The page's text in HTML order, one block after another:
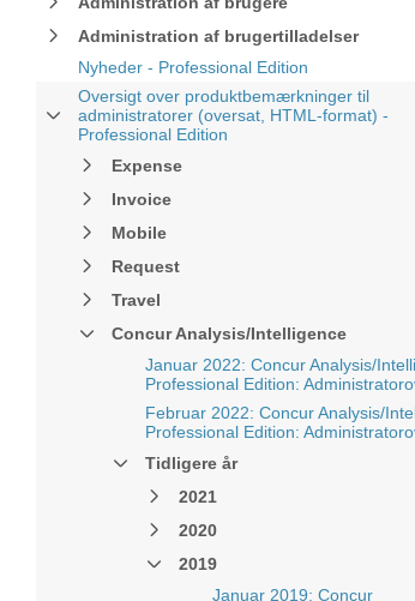
Administration af brugertilladelser
Nyheder - Professional Edition
Oversigt over produktbemærkninger til
administratorer (oversat, HTML-format) -
Professional Edition
Expense
Invoice
Mobile
Request
Travel
Concur Analysis/Intelligence
Januar 2022: Concur Analysis/
Professional Edition:
Februar 2022: Concur Analysis/
Professional Edition:
Tidligere år
2021
2020
2019
Januar 2019: Concur